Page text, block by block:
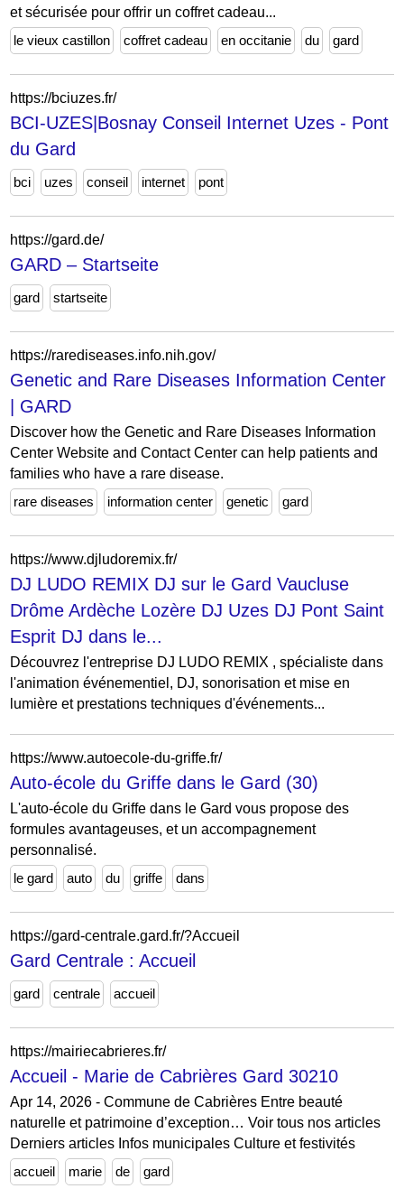
et sécurisée pour offrir un coffret cadeau...
le vieux castillon
coffret cadeau en occitanie du gard
https://bciuzes.fr/
BCI-UZES|Bosnay Conseil Internet Uzes - Pont
du Gard
bci uzes conseil internet pont
https://gard.de/
GARD – Startseite
gard startseite
https://rarediseases.info.nih.gov/
Genetic and Rare Diseases Information Center
| GARD
Discover how the Genetic and Rare Diseases Information
Center Website and Contact Center can help patients and
families who have a rare disease.
rare diseases
information center genetic gard
https://www.djludoremix.fr/
DJ LUDO REMIX DJ sur le Gard Vaucluse
Drôme Ardèche Lozère DJ Uzes DJ Pont Saint
Esprit DJ dans le...
Découvrez l'entreprise DJ LUDO REMIX , spécialiste dans
l'animation événementiel, DJ, sonorisation et mise en
lumière et prestations techniques d'événements...
https://www.autoecole-du-griffe.fr/
Auto-école du Griffe dans le Gard (30)
L'auto-école du Griffe dans le Gard vous propose des
formules avantageuses, et un accompagnement
personnalisé.
le gard
auto du griffe dans
https://gard-centrale.gard.fr/?Accueil
Gard Centrale : Accueil
gard centrale accueil
https://mairiecabrieres.fr/
Accueil - Marie de Cabrières Gard 30210
Apr 14, 2026 - Commune de Cabrières Entre beauté
naturelle et patrimoine d’exception… Voir tous nos articles
Derniers articles Infos municipales Culture et festivités
accueil
marie de gard